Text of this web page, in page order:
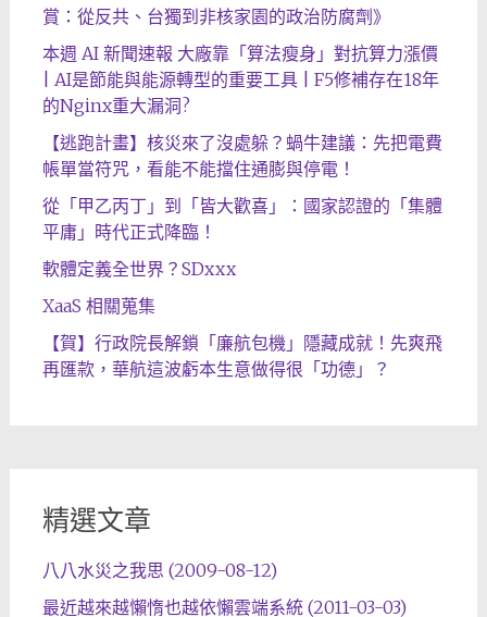
賞：從反共、台獨到非核家園的政治防腐劑》
本週 AI 新聞速報 大廠靠「算法瘦身」對抗算力漲價
| AI是節能與能源轉型的重要工具 | F5修補存在18年
的Nginx重大漏洞?
【逃跑計畫】核災來了沒處躲？蝸牛建議：先把電費
帳單當符咒，看能不能擋住通膨與停電！
從「甲乙丙丁」到「皆大歡喜」：國家認證的「集體
平庸」時代正式降臨！
軟體定義全世界？SDxxx
XaaS 相關蒐集
【賀】行政院長解鎖「廉航包機」隱藏成就！先爽飛
再匯款，華航這波虧本生意做得很「功德」？
精選文章
八八水災之我思 (2009-08-12)
最近越來越懶惰也越依懶雲端系統 (2011-03-03)